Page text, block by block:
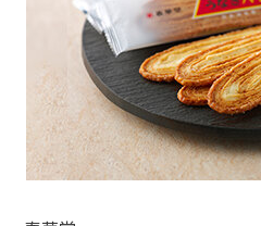
JR東海MARKET
楽
auPayマーケット